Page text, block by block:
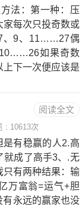
入。控制欲望，有
，昨天头脑发热，
2把，结果输了12
继续挑战，其实
，为什么会这样
思路来，哪怕少
我分享的模
法：第一种：压
每次只投奇数或
、9、11……27偶
如果奇数
下一次便应该是
中奖机率80%首
是压6-22的，他
；7是3.4；8是4.
11是6.1；12是7.
15是6.4；16是7.
19是4.7；20是4.
用以上的比例去
阅读全文
: 10613次
是有稳赢的人2.高
就成了高手3、.无
有两种结果：输
万富翁=运气+胆
永远的赢家也没